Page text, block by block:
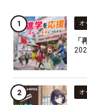
オ
「
オ